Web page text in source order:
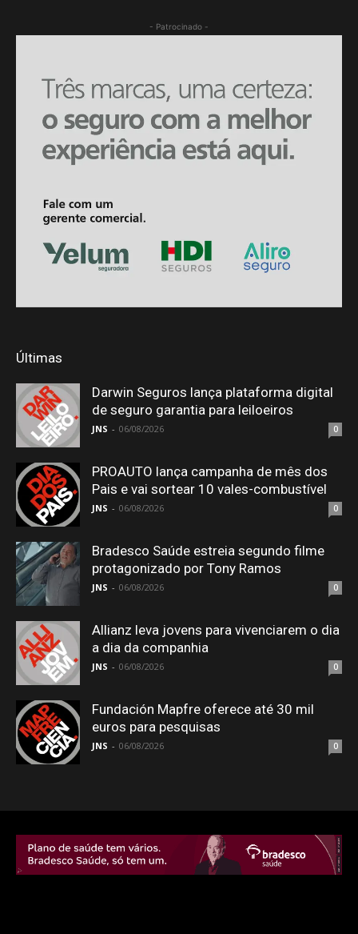
- Patrocinado -
Últimas
Darwin Seguros lança plataforma digital
de seguro garantia para leiloeiros
JNS - 06/08/2026 0
PROAUTO lança campanha de mês dos
Pais e vai sortear 10 vales-combustível
JNS - 06/08/2026 0
Bradesco Saúde estreia segundo filme
protagonizado por Tony Ramos
JNS - 06/08/2026 0
Allianz leva jovens para vivenciarem o dia
a dia da companhia
JNS - 06/08/2026 0
Fundación Mapfre oferece até 30 mil
euros para pesquisas
JNS - 06/08/2026 0